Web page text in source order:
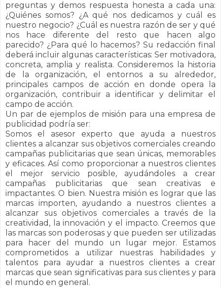
preguntas y demos respuesta honesta a cada una:
¿Quiénes somos? ¿A qué nos dedicamos y cuál es
nuestro negocio? ¿Cuál es nuestra razón de ser y qué
nos hace diferente del resto que hacen algo
parecido? ¿Para qué lo hacemos? Su redacción final
deberá incluir algunas características: Ser motivadora,
concreta, amplia y realista. Consideremos la historia
de la organización, el entornos a su alrededor,
principales campos de acción en donde opera la
organización, contribuir a identificar y delimitar el
campo de acción.
Un par de ejemplos de misión para una empresa de
publicidad podría ser:
Somos el asesor experto que ayuda a nuestros
clientes a alcanzar sus objetivos comerciales creando
campañas publicitarias que sean únicas, memorables
y eficaces. Así como proporcionar a nuestros clientes
el mejor servicio posible, ayudándoles a crear
campañas publicitarias que sean creativas e
impactantes. O bien. Nuestra misión es lograr que las
marcas importen, ayudando a nuestros clientes a
alcanzar sus objetivos comerciales a través de la
creatividad, la innovación y el impacto. Creemos que
las marcas son poderosas y que pueden ser utilizadas
para hacer del mundo un lugar mejor. Estamos
comprometidos a utilizar nuestras habilidades y
talentos para ayudar a nuestros clientes a crear
marcas que sean significativas para sus clientes y para
el mundo en general.